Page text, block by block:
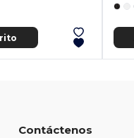
Contáctenos